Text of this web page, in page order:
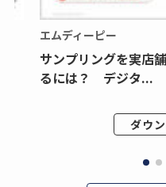
エムディーピー
サンプリングを実店
るには？ デジタ...
ダウ